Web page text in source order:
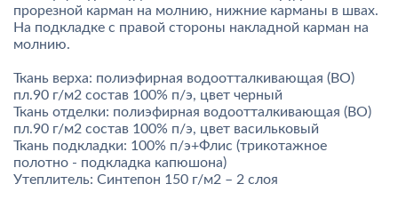
прорезной карман на молнию, нижние карманы в швах.
На подкладке с правой стороны накладной карман на
молнию.
Ткань верха: полиэфирная водоотталкивающая (ВО)
пл.90 г/м2 состав 100% п/э, цвет черный
Ткань отделки: полиэфирная водоотталкивающая (ВО)
пл.90 г/м2 состав 100% п/э, цвет васильковый
Ткань подкладки: 100% п/э+Флис (трикотажное
полотно - подкладка капюшона)
Утеплитель: Синтепон 150 г/м2 – 2 слоя